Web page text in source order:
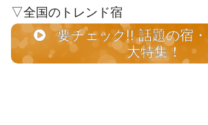
▽全国のトレンド宿
要チェック!! 話題の宿
大特集！